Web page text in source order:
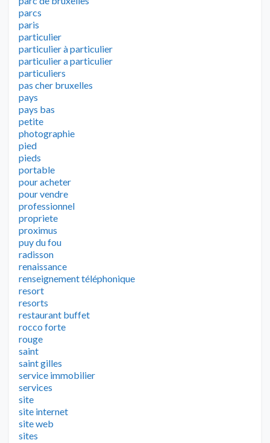
parcs
paris
particulier
particulier à particulier
particulier a particulier
particuliers
pas cher bruxelles
pays
pays bas
petite
photographie
pied
pieds
portable
pour acheter
pour vendre
professionnel
propriete
proximus
puy du fou
radisson
renaissance
renseignement téléphonique
resort
resorts
restaurant buffet
rocco forte
rouge
saint
saint gilles
service immobilier
services
site
site internet
site web
sites